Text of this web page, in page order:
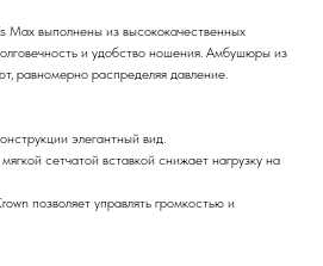
Max выполнены из высококачественных
и удобство ношения. Амбушюры из
равномерно распределяя давление.
элегантный вид.
сетчатой вставкой снижает нагрузку на
позволяет управлять громкостью и